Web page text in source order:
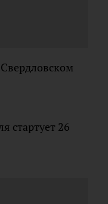
стартует 26